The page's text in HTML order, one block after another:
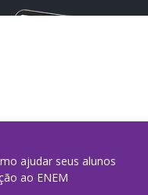
ajudar seus alunos
ao ENEM